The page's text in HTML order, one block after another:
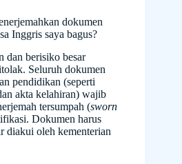
dokumen
Inggris saya bagus?
dan berisiko besar
Seluruh dokumen
pendidikan (seperti
akta kelahiran) wajib
tersumpah (sworn
Dokumen harus
diakui oleh kementerian